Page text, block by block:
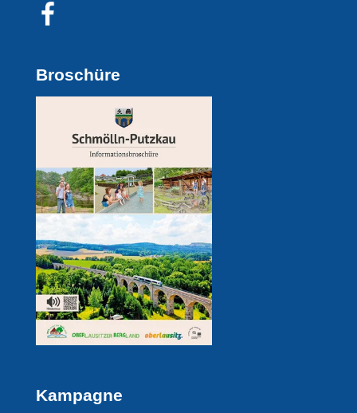
Broschüre
Kampagne